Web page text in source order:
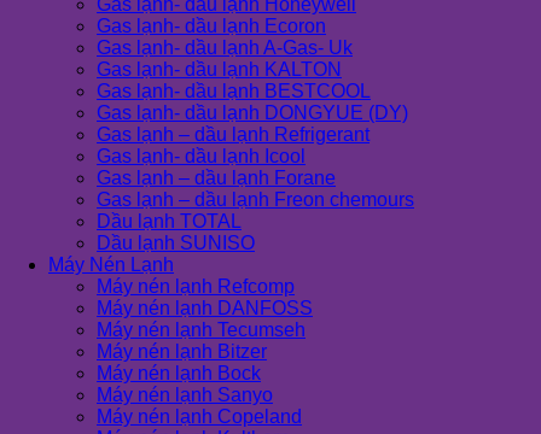
Gas lạnh- dầu lạnh Honeywell
Gas lạnh- dầu lạnh Ecoron
Gas lạnh- dầu lạnh A-Gas- Uk
Gas lạnh- dầu lạnh KALTON
Gas lạnh- dầu lạnh BESTCOOL
Gas lạnh- dầu lạnh DONGYUE (DY)
Gas lạnh – dầu lạnh Refrigerant
Gas lạnh- dầu lạnh Icool
Gas lạnh – dầu lạnh Forane
Gas lạnh – dầu lạnh Freon chemours
Dầu lạnh TOTAL
Dầu lạnh SUNISO
Máy Nén Lạnh
Máy nén lạnh Refcomp
Máy nén lạnh DANFOSS
Máy nén lạnh Tecumseh
Máy nén lạnh Bitzer
Máy nén lạnh Bock
Máy nén lạnh Sanyo
Máy nén lạnh Copeland